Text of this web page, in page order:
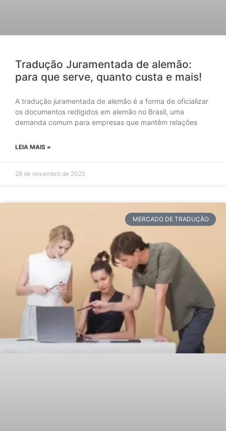
Tradução Juramentada de alemão:
para que serve, quanto custa e mais!
A tradução juramentada de alemão é a forma de oficializar
os documentos redigidos em alemão no Brasil, uma
demanda comum para empresas que mantêm relações
LEIA MAIS »
28 de novembro de 2022
MERCADO DE TRADUÇÃO